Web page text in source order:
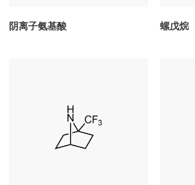
阴离子氨基酸 螺戊烷